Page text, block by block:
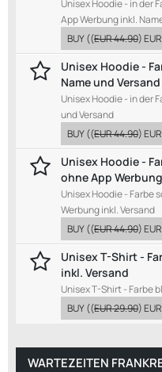
Unisex Hoodie - in der
App Werbung inkl.
BUY((EUR 44.90)
Unisex Hoodie -
Name und Versand
Unisex Hoodie - in der
und Versand
BUY((EUR 44.90)
Unisex Hoodie -
ohne App
Unisex Hoodie - Farbe
Werbung inkl. Versand
BUY((EUR 44.90)
Unisex T-Shirt -
inkl. Versand
Unisex T-Shirt - Farbe
BUY((EUR 29.90)
WARTEZEITEN